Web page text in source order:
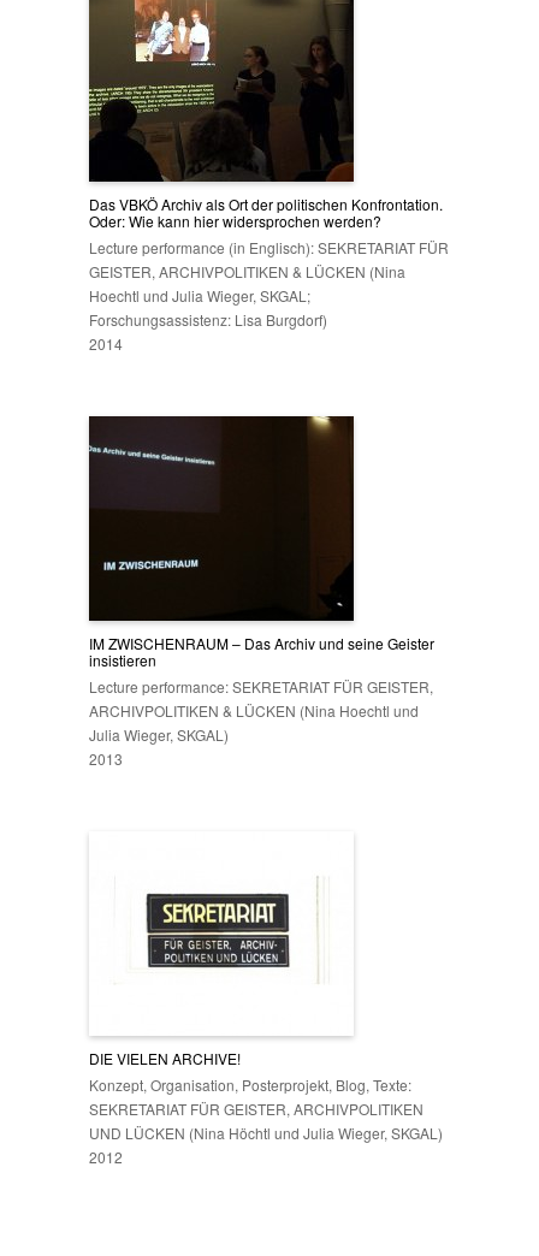
Das VBKÖ Archiv als Ort der politischen Konfrontation.
Oder: Wie kann hier widersprochen werden?
Lecture performance (in Englisch): SEKRETARIAT FÜR
GEISTER, ARCHIVPOLITIKEN & LÜCKEN (Nina
Hoechtl und Julia Wieger, SKGAL;
Forschungsassistenz: Lisa Burgdorf)
2014
IM ZWISCHENRAUM – Das Archiv und seine Geister
insistieren
Lecture performance: SEKRETARIAT FÜR GEISTER,
ARCHIVPOLITIKEN & LÜCKEN (Nina Hoechtl und
Julia Wieger, SKGAL)
2013
DIE VIELEN ARCHIVE!
Konzept, Organisation, Posterprojekt, Blog, Texte:
SEKRETARIAT FÜR GEISTER, ARCHIVPOLITIKEN
UND LÜCKEN (Nina Höchtl und Julia Wieger, SKGAL)
2012